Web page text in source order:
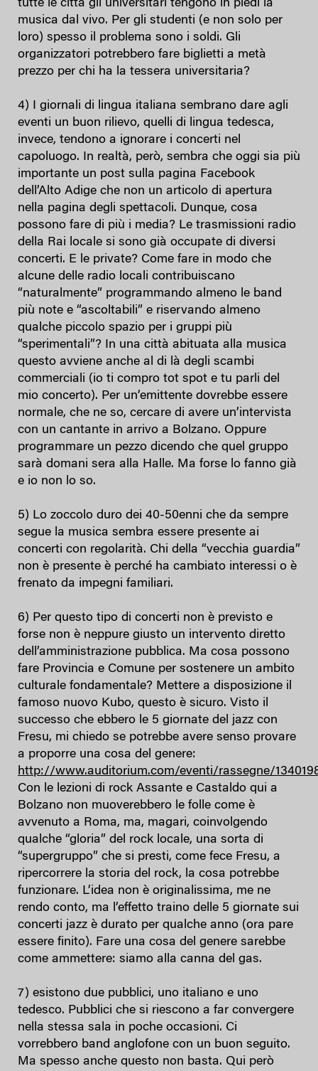
tutte le città gli universitari tengono in piedi la
musica dal vivo. Per gli studenti (e non solo per
loro) spesso il problema sono i soldi. Gli
organizzatori potrebbero fare biglietti a metà
prezzo per chi ha la tessera universitaria?
4) I giornali di lingua italiana sembrano dare agli
eventi un buon rilievo, quelli di lingua tedesca,
invece, tendono a ignorare i concerti nel
capoluogo. In realtà, però, sembra che oggi sia più
importante un post sulla pagina Facebook
dell’Alto Adige che non un articolo di apertura
nella pagina degli spettacoli. Dunque, cosa
possono fare di più i media? Le trasmissioni radio
della Rai locale si sono già occupate di diversi
concerti. E le private? Come fare in modo che
alcune delle radio locali contribuiscano
“naturalmente” programmando almeno le band
più note e “ascoltabili” e riservando almeno
qualche piccolo spazio per i gruppi più
“sperimentali”? In una città abituata alla musica
questo avviene anche al di là degli scambi
commerciali (io ti compro tot spot e tu parli del
mio concerto). Per un’emittente dovrebbe essere
normale, che ne so, cercare di avere un’intervista
con un cantante in arrivo a Bolzano. Oppure
programmare un pezzo dicendo che quel gruppo
sarà domani sera alla Halle. Ma forse lo fanno già
e io non lo so.
5) Lo zoccolo duro dei 40-50enni che da sempre
segue la musica sembra essere presente ai
concerti con regolarità. Chi della “vecchia guardia”
non è presente è perché ha cambiato interessi o è
frenato da impegni familiari.
6) Per questo tipo di concerti non è previsto e
forse non è neppure giusto un intervento diretto
dell’amministrazione pubblica. Ma cosa possono
fare Provincia e Comune per sostenere un ambito
culturale fondamentale? Mettere a disposizione il
famoso nuovo Kubo, questo è sicuro. Visto il
successo che ebbero le 5 giornate del jazz con
Fresu, mi chiedo se potrebbe avere senso provare
a proporre una cosa del genere:
http://www.auditorium.com/eventi/rassegne/
Con le lezioni di rock Assante e Castaldo qui a
Bolzano non muoverebbero le folle come è
avvenuto a Roma, ma, magari, coinvolgendo
qualche “gloria” del rock locale, una sorta di
“supergruppo” che si presti, come fece Fresu, a
ripercorrere la storia del rock, la cosa potrebbe
funzionare. L’idea non è originalissima, me ne
rendo conto, ma l’effetto traino delle 5 giornate sui
concerti jazz è durato per qualche anno (ora pare
essere finito). Fare una cosa del genere sarebbe
come ammettere: siamo alla canna del gas.
7) esistono due pubblici, uno italiano e uno
tedesco. Pubblici che si riescono a far convergere
nella stessa sala in poche occasioni. Ci
vorrebbero band anglofone con un buon seguito.
Ma spesso anche questo non basta. Qui però